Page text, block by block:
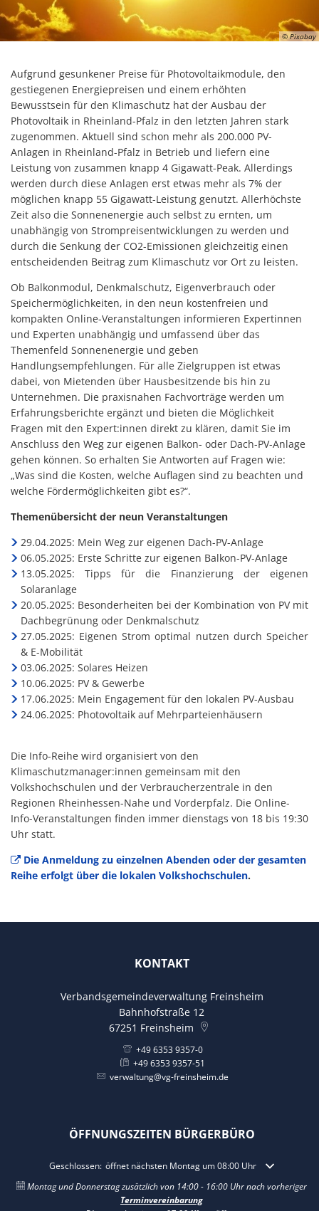
© Pixabay
Aufgrund gesunkener Preise für Photovoltaikmodule, den
gestiegenen Energiepreisen und einem erhöhten
Bewusstsein für den Klimaschutz hat der Ausbau der
Photovoltaik in Rheinland-Pfalz in den letzten Jahren stark
zugenommen. Aktuell sind schon mehr als 200.000 PV-
Anlagen in Rheinland-Pfalz in Betrieb und liefern eine
Leistung von zusammen knapp 4 Gigawatt-Peak. Allerdings
werden durch diese Anlagen erst etwas mehr als 7% der
möglichen knapp 55 Gigawatt-Leistung genutzt. Allerhöchste
Zeit also die Sonnenenergie auch selbst zu ernten, um
unabhängig von Strompreisentwicklungen zu werden und
durch die Senkung der CO2-Emissionen gleichzeitig einen
entscheidenden Beitrag zum Klimaschutz vor Ort zu leisten.
Ob Balkonmodul, Denkmalschutz, Eigenverbrauch oder
Speichermöglichkeiten, in den neun kostenfreien und
kompakten Online-Veranstaltungen informieren Expertinnen
und Experten unabhängig und umfassend über das
Themenfeld Sonnenenergie und geben
Handlungsempfehlungen. Für alle Zielgruppen ist etwas
dabei, von Mietenden über Hausbesitzende bis hin zu
Unternehmen. Die praxisnahen Fachvorträge werden um
Erfahrungsberichte ergänzt und bieten die Möglichkeit
Fragen mit den Expert:innen direkt zu klären, damit Sie im
Anschluss den Weg zur eigenen Balkon- oder Dach-PV-Anlage
gehen können. So erhalten Sie Antworten auf Fragen wie:
„Was sind die Kosten, welche Auflagen sind zu beachten und
welche Fördermöglichkeiten gibt es?“.
Themenübersicht der neun Veranstaltungen
29.04.2025: Mein Weg zur eigenen Dach-PV-Anlage
06.05.2025: Erste Schritte zur eigenen Balkon-PV-Anlage
13.05.2025: Tipps für die Finanzierung der eigenen
Solaranlage
20.05.2025: Besonderheiten bei der Kombination von PV mit
Dachbegrünung oder Denkmalschutz
27.05.2025: Eigenen Strom optimal nutzen durch Speicher
& E-Mobilität
03.06.2025: Solares Heizen
10.06.2025: PV & Gewerbe
17.06.2025: Mein Engagement für den lokalen PV-Ausbau
24.06.2025: Photovoltaik auf Mehrparteienhäusern
Die Info-Reihe wird organisiert von den
Klimaschutzmanager:innen gemeinsam mit den
Volkshochschulen und der Verbraucherzentrale in den
Regionen Rheinhessen-Nahe und Vorderpfalz. Die Online-
Info-Veranstaltungen finden immer dienstags von 18 bis 19:30
Uhr statt.
Die Anmeldung zu einzelnen Abenden oder der gesamten
Reihe erfolgt über die lokalen Volkshochschulen.
KONTAKT
Verbandsgemeindeverwaltung Freinsheim
Bahnhofstraße 12
67251 Freinsheim
+49 6353 9357-0
+49 6353 9357-51
verwaltung@vg-freinsheim.de
ÖFFNUNGSZEITEN BÜRGERBÜRO
Klicken, um weitere Öffnungs- oder Schließzeiten auszublenden
Geschlossen: öffnet nächsten Montag um 08:00 Uhr
Montag und Donnerstag zusätzlich von 14:00 - 16:00 Uhr nach vorheriger
Terminvereinbarung